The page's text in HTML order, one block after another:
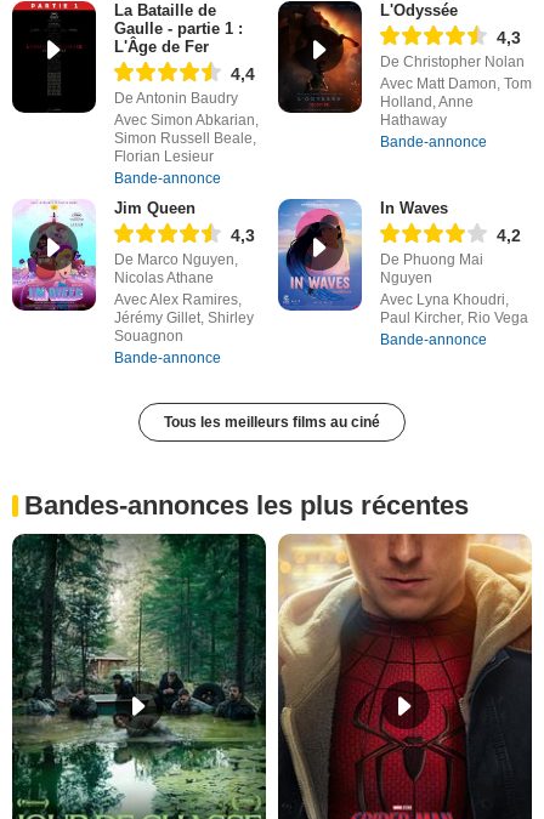
La Bataille de
Gaulle - partie 1 :
L'Âge de Fer
4,4
De Antonin Baudry
Avec Simon Abkarian,
Simon Russell Beale,
Florian Lesieur
Bande-annonce
L'Odyssée
4,3
De Christopher Nolan
Avec Matt Damon, Tom
Holland, Anne
Hathaway
Bande-annonce
Jim Queen
4,3
De Marco Nguyen,
Nicolas Athane
Avec Alex Ramires,
Jérémy Gillet, Shirley
Souagnon
Bande-annonce
In Waves
4,2
De Phuong Mai
Nguyen
Avec Lyna Khoudri,
Paul Kircher, Rio Vega
Bande-annonce
Tous les meilleurs films au ciné
Bandes-annonces les plus récentes